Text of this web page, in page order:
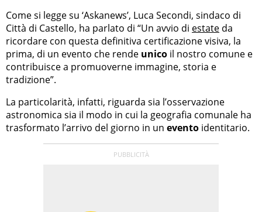
Come si legge su ‘Askanews’, Luca Secondi, sindaco di
Città di Castello, ha parlato di “Un avvio di estate da
ricordare con questa definitiva certificazione visiva, la
prima, di un evento che rende unico il nostro comune e
contribuisce a promuoverne immagine, storia e
tradizione”.
La particolarità, infatti, riguarda sia l’osservazione
astronomica sia il modo in cui la geografia comunale ha
trasformato l’arrivo del giorno in un evento identitario.